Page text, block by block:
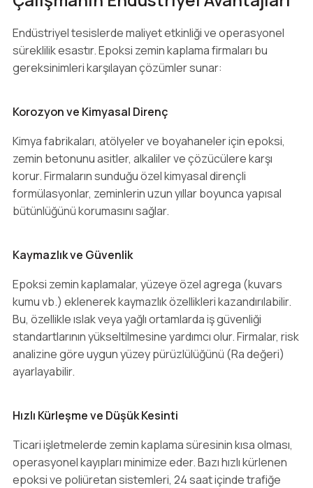
Endüstriyel tesislerde maliyet etkinliği ve operasyonel
süreklilik esastır. Epoksi zemin kaplama firmaları bu
gereksinimleri karşılayan çözümler sunar:
Korozyon ve Kimyasal Direnç
Kimya fabrikaları, atölyeler ve boyahaneler için epoksi,
zemin betonunu asitler, alkaliler ve çözücülere karşı
korur. Firmaların sunduğu özel kimyasal dirençli
formülasyonlar, zeminlerin uzun yıllar boyunca yapısal
bütünlüğünü korumasını sağlar.
Kaymazlık ve Güvenlik
Epoksi zemin kaplamalar, yüzeye özel agrega (kuvars
kumu vb.) eklenerek kaymazlık özellikleri kazandırılabilir.
Bu, özellikle ıslak veya yağlı ortamlarda iş güvenliği
standartlarının yükseltilmesine yardımcı olur. Firmalar, risk
analizine göre uygun yüzey pürüzlülüğünü (Ra değeri)
ayarlayabilir.
Hızlı Kürleşme ve Düşük Kesinti
Ticari işletmelerde zemin kaplama süresinin kısa olması,
operasyonel kayıpları minimize eder. Bazı hızlı kürlenen
epoksi ve poliüretan sistemleri, 24 saat içinde trafiğe